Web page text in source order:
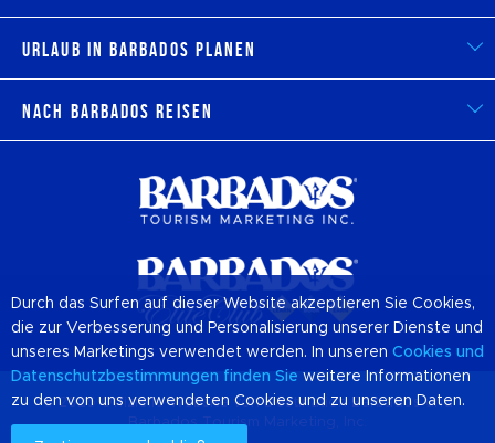
Urlaub in Barbados planen
Nach Barbados reisen
© 2026 Offizielle Website von Destination Barbadosund
Barbados Tourism Marketing, Inc.
Durch das Surfen auf dieser Website akzeptieren Sie Cookies,
die zur Verbesserung und Personalisierung unserer Dienste und
unseres Marketings verwendet werden. In unseren Cookies und
Datenschutzbestimmungen finden Sie weitere Informationen
zu den von uns verwendeten Cookies und zu unseren Daten.